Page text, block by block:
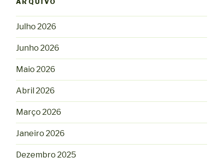
ARQUIVO
Julho 2026
Junho 2026
Maio 2026
Abril 2026
Março 2026
Janeiro 2026
Dezembro 2025